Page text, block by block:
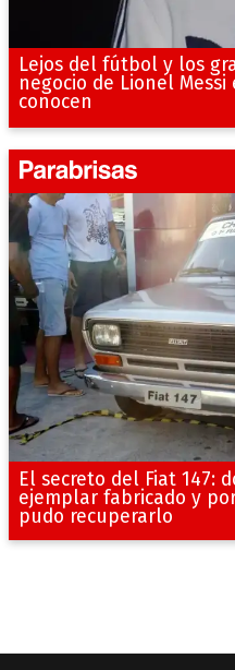
Lejos del fútbol y los
negocio de Lionel
conocen
El secreto del Fiat 147:
ejemplar fabricado y
pudo recuperarlo